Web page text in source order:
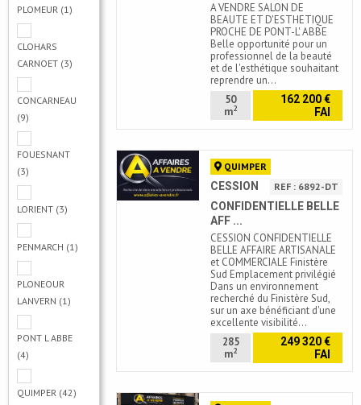
A VENDRE SALON DE
BEAUTE ET D'ESTHETIQUE
PROCHE DE PONT-L' ABBE
Belle opportunité pour un
professionnel de la beauté
et de l'esthétique souhaitant
reprendre un…
50
m2
162 200 €
FAI
QUIMPER
REF : 6892-DT
CESSION
CONFIDENTIELLE BELLE
AFF ...
CESSION CONFIDENTIELLE
BELLE AFFAIRE ARTISANALE
et COMMERCIALE Finistère
Sud Emplacement privilégié
Dans un environnement
recherché du Finistère Sud,
sur un axe bénéficiant d'une
excellente visibilité…
285
m2
249 320 €
FAI
PLOMEUR (1)
CLOHARS
CARNOET (3)
CONCARNEAU
(9)
FOUESNANT
(3)
LORIENT (3)
PENMARCH (1)
PLONEOUR
LANVERN (1)
PONT L ABBE
(4)
QUIMPER (42)